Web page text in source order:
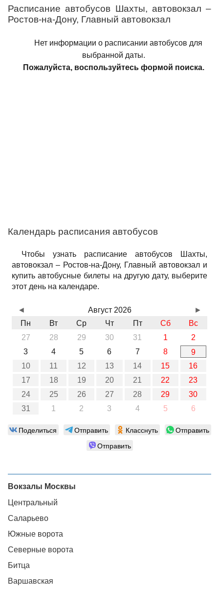
Расписание автобусов Шахты, автовокзал –
Ростов-на-Дону, Главный автовокзал
Нет информации о расписании автобусов для
выбранной даты.
Пожалуйста, воспользуйтесь формой поиска.
Календарь расписания автобусов
Чтобы узнать расписание автобусов Шахты,
автовокзал – Ростов-на-Дону, Главный автовокзал и
купить автобусные билеты на другую дату, выберите
этот день на календаре.
Август 2026
Пн
Вт Ср Чт Пт Сб
Вс
27
28 29 30 31 1
2
3
4 5 6 7 8
9
10
11 12 13 14 15
16
17
18 19 20 21 22
23
24
25 26 27 28 29
30
31
1 2 3 4 5 6
◄ ►
Поделиться Отправить Класснуть
Отправить
Отправить
Вокзалы Москвы
Центральный
Саларьево
Южные ворота
Северные ворота
Битца
Варшавская